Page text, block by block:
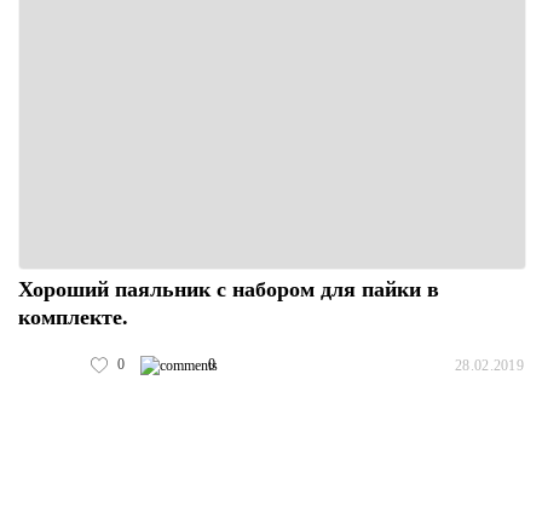
Хороший паяльник с набором для пайки в
комплекте.
0 0 28.02.2019